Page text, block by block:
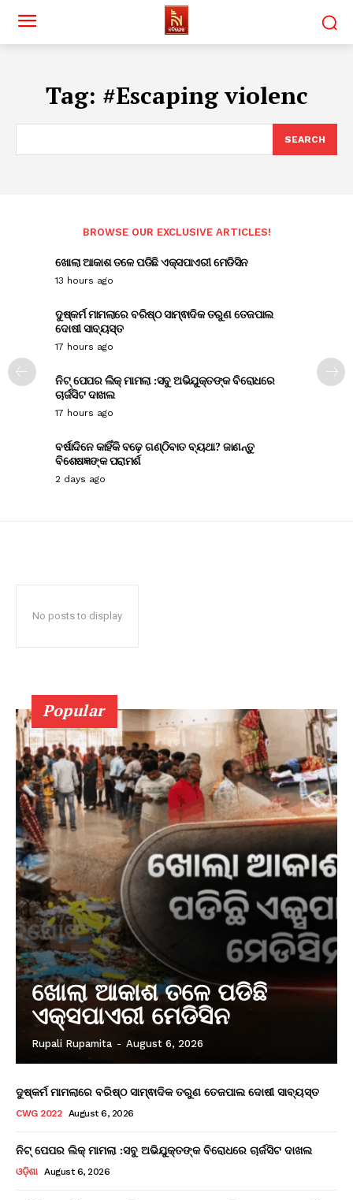
Tag: #Escaping violenc
SEARCH
BROWSE OUR EXCLUSIVE ARTICLES!
ଖୋଲା ଆକାଶ ତଳେ ପଡିଛି ଏକ୍ସପାଏରୀ ମେଡିସିନ
13 hours ago
ଦୁଷ୍କର୍ମ ମାମଲାରେ ବରିଷ୍ଠ ସାମ୍ଵାଦିକ ତରୁଣ ତେଜପାଲ
ଦୋଷୀ ସାବ୍ୟସ୍ତ
17 hours ago
ନିଟ୍ ପେପର ଲିକ୍ ମାମଲା :ସବୁ ଅଭିଯୁକ୍ତଙ୍କ ବିରୋଧରେ
ଚାର୍ଜସିଟ ଦାଖଲ
17 hours ago
ବର୍ଷାଦିନେ କାହିଁକି ବଢ଼େ ଗଣ୍ଠିବାତ ବ୍ୟଥା? ଜାଣନ୍ତୁ
ବିଶେଷଜ୍ଞଙ୍କ ପରାମର୍ଶ
2 days ago
No posts to display
Popular
ଖୋଲା ଆକାଶ ତଳେ ପଡିଛି
ଏକ୍ସପାଏରୀ ମେଡିସିନ
Rupali Rupamita - August 6, 2026
ଦୁଷ୍କର୍ମ ମାମଲାରେ ବରିଷ୍ଠ ସାମ୍ଵାଦିକ ତରୁଣ ତେଜପାଲ ଦୋଷୀ ସାବ୍ୟସ୍ତ
CWG 2022 August 6, 2026
ନିଟ୍ ପେପର ଲିକ୍ ମାମଲା :ସବୁ ଅଭିଯୁକ୍ତଙ୍କ ବିରୋଧରେ ଚାର୍ଜସିଟ ଦାଖଲ
ଓଡ଼ିଶା August 6, 2026